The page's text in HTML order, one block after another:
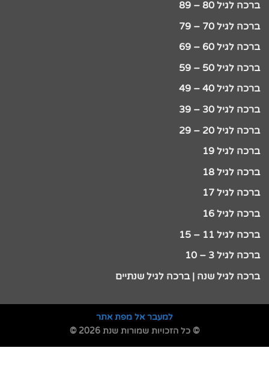
ברכה לגיל 80 – 89
ברכה לגיל 70 – 79
ברכה לגיל 60 – 69
ברכה לגיל 50 – 59
ברכה לגיל 40 – 49
ברכה לגיל 30 – 39
ברכה לגיל 20 – 29
ברכה לגיל 19
ברכה לגיל 18
ברכה לגיל 17
ברכה לגיל 16
ברכה לגיל 11 – 15
ברכה לגיל 3 – 10
ברכה לגיל שנה | ברכה לגיל שנתיים
למעבר אל מפת אתר
© כל הזכויות שמורות שנת 2026 ©